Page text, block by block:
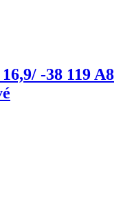
16,9/ -38 119 A8